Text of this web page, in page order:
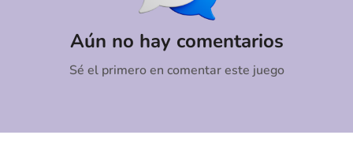
Aún no hay comentarios
Sé el primero en comentar este juego